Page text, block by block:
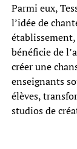
Parmi eux,
l’idée de
bénéficie de
créer une
enseignants
élèves,
studios de